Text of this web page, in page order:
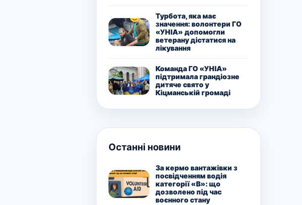
Турбота, яка має
значення: волонтери ГО
«УНІА» допомогли
ветерану дістатися на
лікування
Команда ГО «УНІА»
підтримала грандіозне
дитяче свято у
Кіцманській громаді
Останні новини
За кермо вантажівки з
посвідченням водія
категорії «В»: що
дозволено під час
воєнного стану